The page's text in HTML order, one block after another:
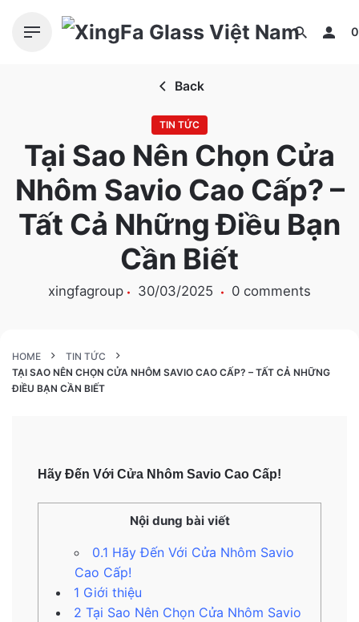
0
Back
TIN TỨC
Tại Sao Nên Chọn Cửa
Nhôm Savio Cao Cấp? –
Tất Cả Những Điều Bạn
Cần Biết
xingfagroup 30/03/2025 0 comments
HOME
TIN TỨC
TẠI SAO NÊN CHỌN CỬA NHÔM SAVIO CAO CẤP? – TẤT CẢ NHỮNG
ĐIỀU BẠN CẦN BIẾT
Hãy Đến Với Cửa Nhôm Savio Cao Cấp!
Nội dung bài viết
0.1 Hãy Đến Với Cửa Nhôm Savio
Cao Cấp!
1 Giới thiệu
2 Tại Sao Nên Chọn Cửa Nhôm Savio